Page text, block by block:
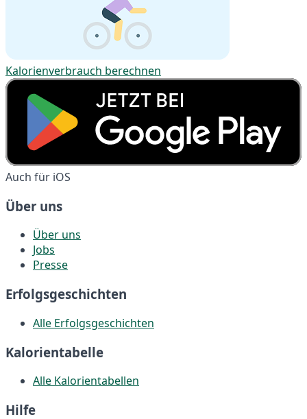
Kalorienverbrauch berechnen
Auch für iOS
Über uns
Über uns
Jobs
Presse
Erfolgsgeschichten
Alle Erfolgsgeschichten
Kalorientabelle
Alle Kalorientabellen
Hilfe